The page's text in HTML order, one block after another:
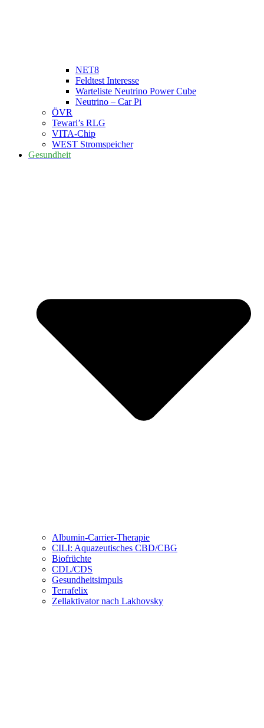
NET8
Feldtest Interesse
Warteliste Neutrino Power Cube
Neutrino – Car Pi
ÖVR
Tewari’s RLG
VITA-Chip
WEST Stromspeicher
Gesundheit
Albumin-Carrier-Therapie
CILI: Aquazeutisches CBD/CBG
Biofrüchte
CDL/CDS
Gesundheitsimpuls
Terrafelix
Zellaktivator nach Lakhovsky